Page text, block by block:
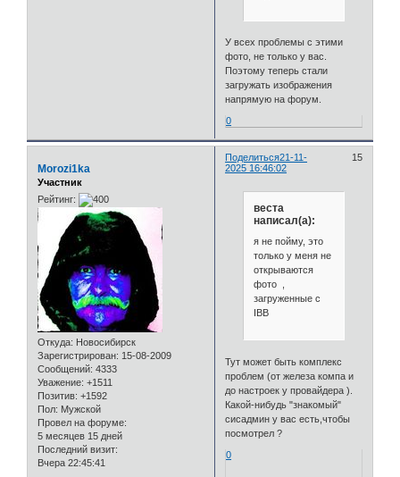
У всех проблемы с этими
фото, не только у вас.
Поэтому теперь стали
загружать изображения
напрямую на форум.
0
Поделиться 15
21-11-
2025 16:46:02
Morozi1ka
Участник
Рейтинг:
Откуда: Новосибирск
Зарегистрирован: 15-08-2009
Сообщений: 4333
Уважение: +1511
Позитив: +1592
Пол: Мужской
Провел на форуме:
5 месяцев 15 дней
Последний визит:
Вчера 22:45:41
веста
написал(а):
я не пойму, это
только у меня не
открываются
фото ,
загруженные с
IBB
Тут может быть комплекс
проблем (от железа компа и
до настроек у провайдера ).
Какой-нибудь "знакомый"
сисадмин у вас есть,чтобы
посмотрел ?
0